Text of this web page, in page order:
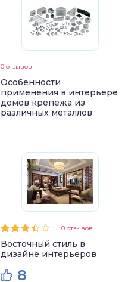
0 отзывов
Особенности
применения в интерьере
домов крепежа из
различных металлов
0 отзывов
Восточный стиль в
дизайне интерьеров
8